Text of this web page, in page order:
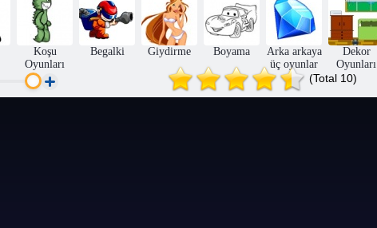
Süper Ayı:
Çılgın Koşucu
Tokat Ustası
Obby: Mini
Oyunlar VS
1000
Koşu
Oyunları
Begalki Giydirme Boyama
Arka arkaya
üç oyunlar
Dekor
Oyunları
(Total 10)